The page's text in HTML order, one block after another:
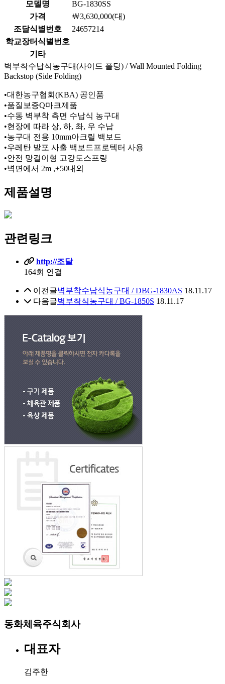
모델명
BG-1830SS
가격
￦3,630,000(대)
조달식별번호
24657214
학교장터식별번호
기타
벽부착수납식농구대(사이드 폴딩) / Wall Mounted Folding
Backstop (Side Folding)
•대한농구협회(KBA) 공인품
•품질보증Q마크제품
•수동 벽부착 측면 수납식 농구대
•현장에 따라 상, 하, 촤, 우 수납
•농구대 전용 10mm아크릴 백보드
•우레탄 발포 사출 백보드프로텍터 사용
•안전 망걸이형 고강도스프링
•벽면에서 2m ,±50내외
제품설명
관련링크
http://조달
164회 연결
이전글벽부착수납식농구대 / DBG-1830AS 18.11.17
다음글벽부착식농구대 / BG-1850S 18.11.17
동화체육주식회사
대표자
김주한